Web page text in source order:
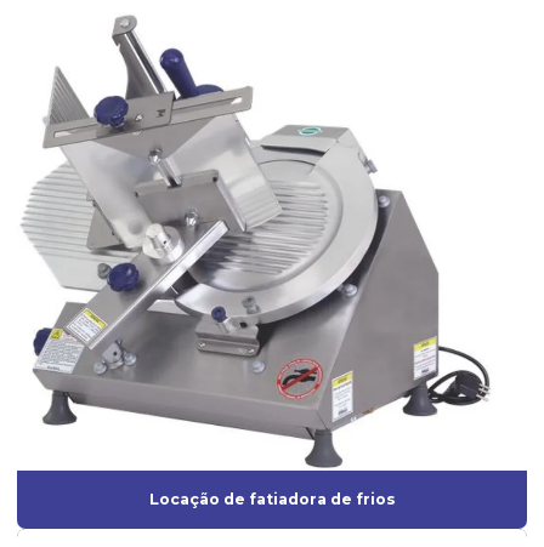
Locação de fatiadora de frios